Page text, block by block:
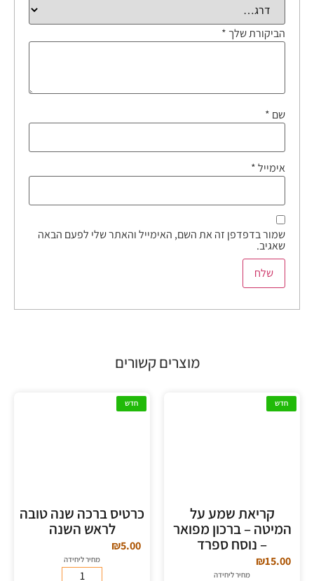
הביקורת שלך *
שם *
אימייל*
שמור בדפדפן זה את השם, האימייל והאתר שלי לפעם הבאה
שאגיב.
מוצרים קשורים
חדש
קריאת שמע על
המיטה – ברכון מפואר
– נוסח ספרד
₪15.00
מחיר ליחידה
חדש
כרטיס ברכה שנה טובה
לראש השנה
₪5.00
מחיר ליחידה